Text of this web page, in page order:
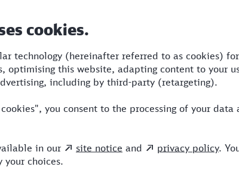
5:01 2 RB,RE,ICE
11:50